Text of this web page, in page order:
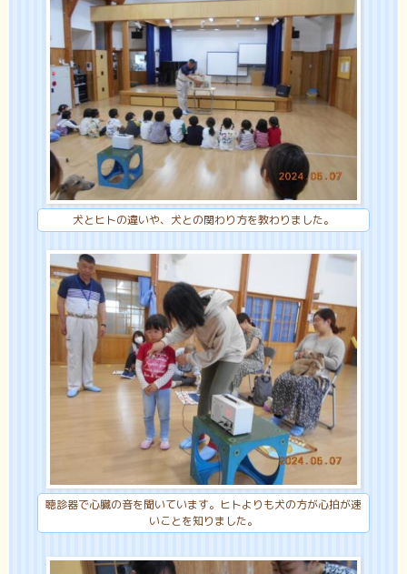
犬とヒトの違いや、犬との関わり方を教わりました。
聴診器で心臓の音を聞いています。ヒトよりも犬の方が心拍が速
いことを知りました。